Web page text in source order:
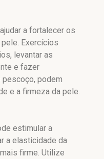
a fortalecer os
Exercícios
levantar as
e fazer
podem
e a firmeza da pele.
estimular a
a elasticidade da
firme. Utilize